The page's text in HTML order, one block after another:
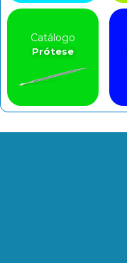
Catálogo
Prótese